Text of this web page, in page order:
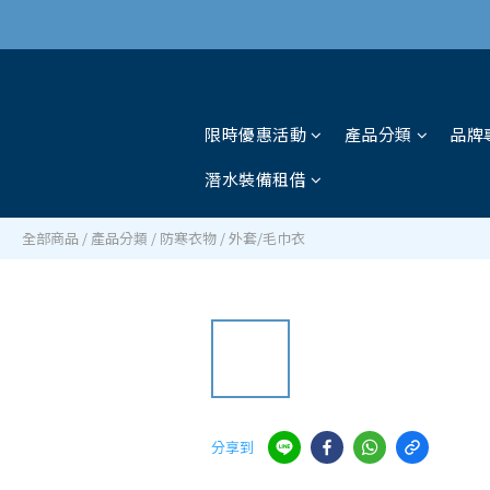
限時優惠活動 產品分類
品牌
潛水裝備租借
全部商品 / 產品分類 / 防寒衣物 /外套/毛巾衣
分享到